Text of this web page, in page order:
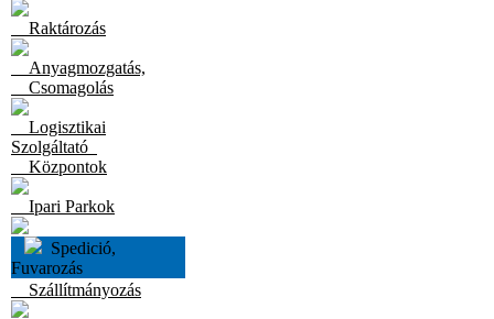
Raktározás
Anyagmozgatás,
Csomagolás
Logisztikai
Szolgáltató
Központok
Ipari Parkok
Spedició,
Fuvarozás
Szállítmányozás